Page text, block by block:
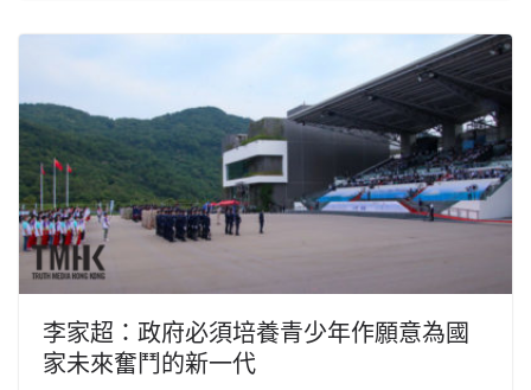
李家超：政府必須培養青少年作願意為國
家未來奮鬥的新一代